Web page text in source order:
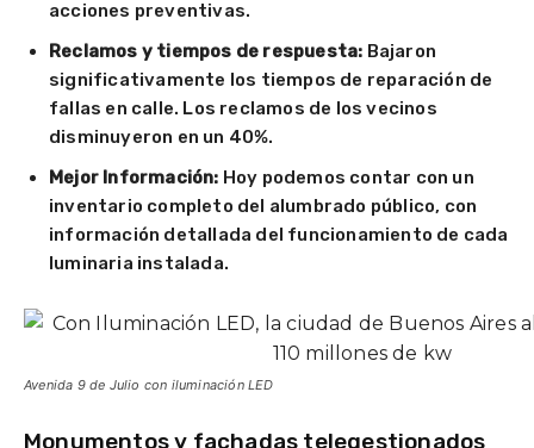
acciones preventivas.
Reclamos y tiempos de respuesta: Bajaron
significativamente los tiempos de reparación de
fallas en calle. Los reclamos de los vecinos
disminuyeron en un 40%.
Mejor Información: Hoy podemos contar con un
inventario completo del alumbrado público, con
información detallada del funcionamiento de cada
luminaria instalada.
Avenida 9 de Julio con iluminación LED
Monumentos y fachadas telegestionados